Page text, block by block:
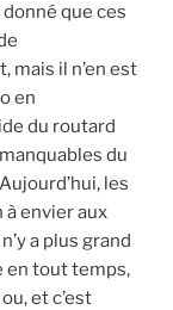
que ces
il n’en est
en
du routard
du
les
à envier aux
a plus grand
en tout temps,
et c’est